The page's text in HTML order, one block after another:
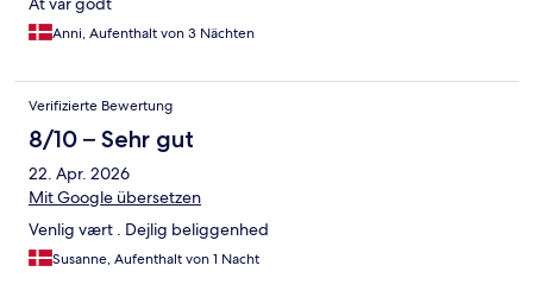
Anni, Aufenthalt von 3 Nächten
Verifizierte Bewertung
8/10 – Sehr gut
22. Apr. 2026
Mit Google übersetzen
Venlig vært . Dejlig beliggenhed
Susanne, Aufenthalt von 1 Nacht